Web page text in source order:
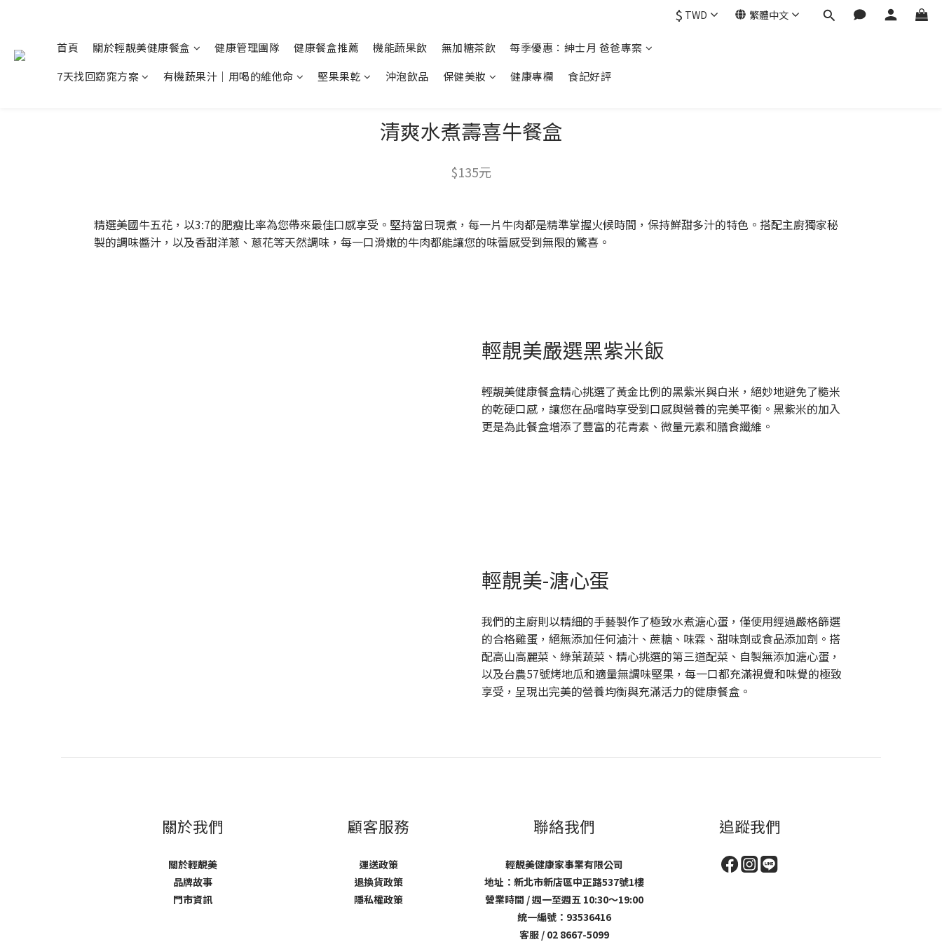
$ TWD 繁體中文
首頁 關於輕靚美健康餐盒 健康管理團隊 健康餐盒推薦 機能蔬果飲 無加糖茶飲
每季優惠：紳士月 爸爸專案
7天找回窈窕方案
有機蔬果汁｜用喝的維他命 堅果果乾 沖泡飲品 保健美妝 健康專欄 食記好評
清爽水煮壽喜牛餐盒
$135元
精選美國牛五花，以3:7的肥瘦比率為您帶來最佳口感享受。堅持當日現煮，每一片牛肉都是精準掌握火候時間，保持鮮甜多汁的特色。搭配主廚獨家秘
製的調味醬汁，以及香甜洋蔥、蔥花等天然調味，每一口滑嫩的牛肉都能讓您的味蕾感受到無限的驚喜。
輕靚美嚴選黑紫米飯
輕靚美健康餐盒精心挑選了黃金比例的黑紫米與白米，絕妙地避免了糙米
的乾硬口感，讓您在品嚐時享受到口感與營養的完美平衡。黑紫米的加入
更是為此餐盒增添了豐富的花青素、微量元素和膳食纖維。
輕靚美-溏心蛋
我們的主廚則以精細的手藝製作了極致水煮溏心蛋，僅使用經過嚴格篩選
的合格雞蛋，絕無添加任何滷汁、蔗糖、味霖、甜味劑或食品添加劑。搭
配高山高麗菜、綠葉蔬菜、精心挑選的第三道配菜、自製無添加溏心蛋，
以及台農57號烤地瓜和適量無調味堅果，每一口都充滿視覺和味覺的極致
享受，呈現出完美的營養均衡與充滿活力的健康餐盒。
關於我們
關於輕靚美
品牌故事
門市資訊
顧客服務
運送政策
退換貨政策
隱私權政策
聯絡我們
輕靚美健康家事業有限公司
地址：新北市新店區中正路537號1樓
營業時間 / 週一至週五 10:30～19:00
統一編號：93536416
客服 / 02 8667-5099
追蹤我們